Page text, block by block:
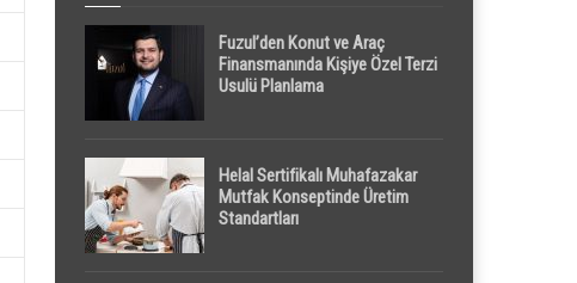
Fuzul’den Konut ve Araç
Finansmanında Kişiye Özel Terzi
Usulü Planlama
Helal Sertifikalı Muhafazakar
Mutfak Konseptinde Üretim
Standartları